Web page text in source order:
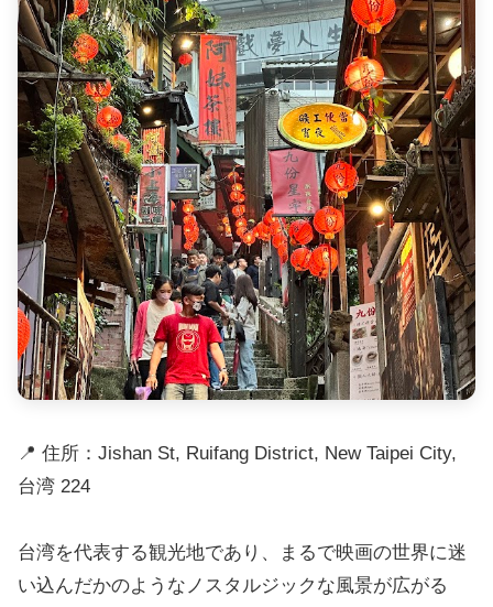
📍 住所：Jishan St, Ruifang District, New Taipei City,
台湾 224
台湾を代表する観光地であり、まるで映画の世界に迷
い込んだかのようなノスタルジックな風景が広がる